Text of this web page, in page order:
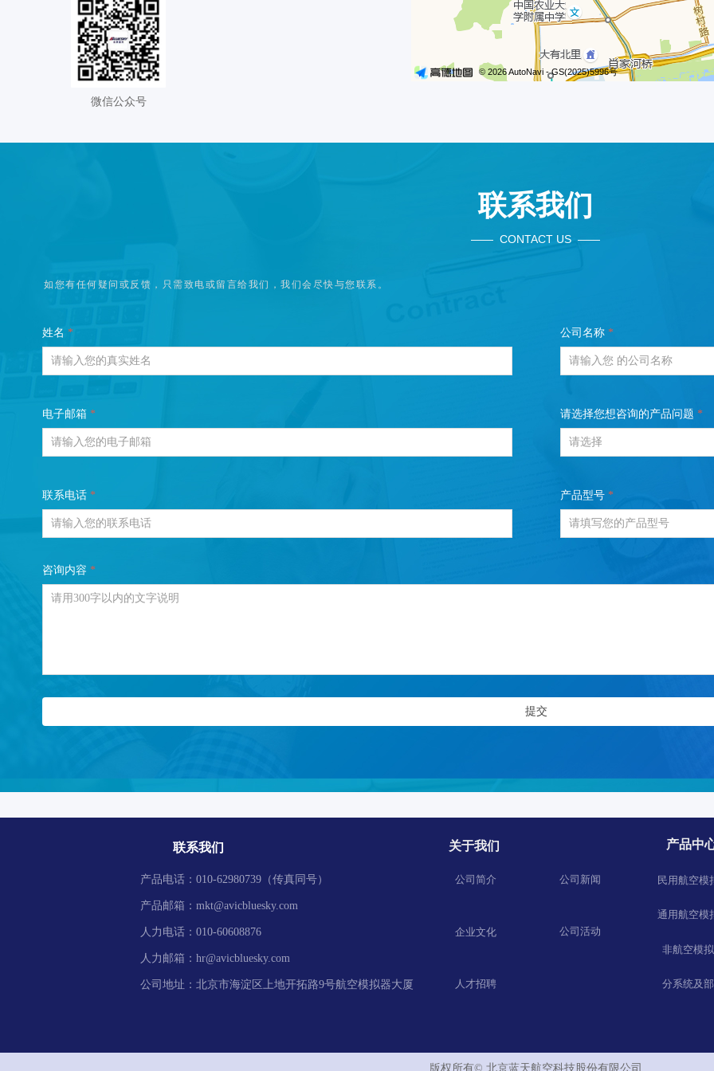
如您有任何疑问或反馈，只需致电或留言给我们，我们会尽快与您联系。
姓名 * 公司名称 *
电子邮箱 * 请选择您想咨询的产品问题 *
联系电话 * 产品型号 *
咨询内容 *
提交
联系我们
—— CONTACT US ——
微信公众号
产品电话： 010-62980739（传真同号）
产品邮箱： mkt@avicbluesky.com
人力电话： 010-60608876
人力邮箱： hr@avicbluesky.com
公司地址： 北京市海淀区上地开拓路9号航空模拟器大厦
联系我们 关于我们
公司简介
企业文化
人才招聘
产品中
公司新闻
公司活动
民用航空模
通用航空模
非航空模
分系统及
版权所有© 北京蓝天航空科技股份有限公司